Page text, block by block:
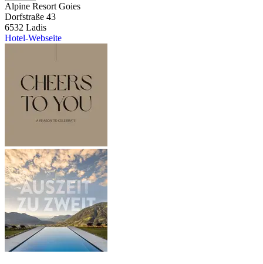
Alpine Resort Goies
Dorfstraße 43
6532 Ladis
Hotel-Webseite